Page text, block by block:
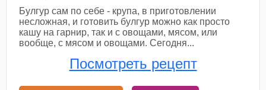
Булгур сам по себе - крупа, в приготовлении
несложная, и готовить булгур можно как просто
кашу на гарнир, так и с овощами, мясом, или
вообще, с мясом и овощами. Сегодня...
Посмотреть рецепт